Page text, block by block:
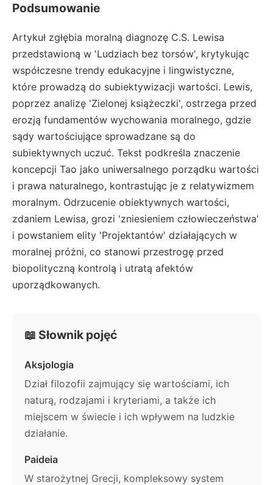
Podsumowanie
Artykuł zgłębia moralną diagnozę C.S. Lewisa
przedstawioną w 'Ludziach bez torsów', krytykując
współczesne trendy edukacyjne i lingwistyczne,
które prowadzą do subiektywizacji wartości. Lewis,
poprzez analizę 'Zielonej książeczki', ostrzega przed
erozją fundamentów wychowania moralnego, gdzie
sądy wartościujące sprowadzane są do
subiektywnych uczuć. Tekst podkreśla znaczenie
koncepcji Tao jako uniwersalnego porządku wartości
i prawa naturalnego, kontrastując je z relatywizmem
moralnym. Odrzucenie obiektywnych wartości,
zdaniem Lewisa, grozi 'zniesieniem człowieczeństwa'
i powstaniem elity 'Projektantów' działających w
moralnej próżni, co stanowi przestrogę przed
biopolityczną kontrolą i utratą afektów
uporządkowanych.
📖 Słownik pojęć
Aksjologia
Dział filozofii zajmujący się wartościami, ich
naturą, rodzajami i kryteriami, a także ich
miejscem w świecie i ich wpływem na ludzkie
działanie.
Paideia
W starożytnej Grecji, kompleksowy system